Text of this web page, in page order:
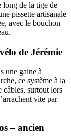
long de la tige de
pissette artisanale
avec le bouchon
de Jérémie
une gaine à
ce système à la
câbles, surtout lors
vite par
– ancien